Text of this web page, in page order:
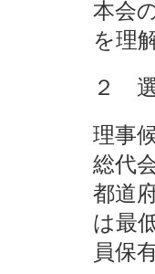
本会
を理
２
理事
総代
都道
は最
員保